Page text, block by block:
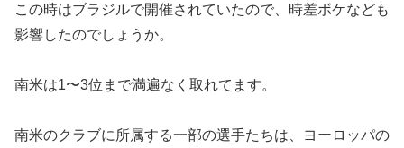
この時はブラジルで開催されていたので、時差ボケなども
影響したのでしょうか。
南米は1〜3位まで満遍なく取れてます。
南米のクラブに所属する一部の選手たちは、ヨーロッパの